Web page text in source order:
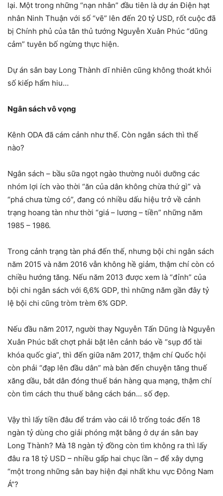
lại. Một trong những “nạn nhân” đầu tiên là dự án Điện hạt
nhân Ninh Thuận với số “vẽ” lên đến 20 tỷ USD, rốt cuộc đã
bị Chính phủ của tân thủ tướng Nguyễn Xuân Phúc “dũng
cảm” tuyên bố ngừng thực hiện.
Dự án sân bay Long Thành dĩ nhiên cũng không thoát khỏi
số kiếp hẩm hiu…
Ngân sách vô vọng
Kênh ODA đã cám cảnh như thế. Còn ngân sách thì thế
nào?
Ngân sách – bầu sữa ngọt ngào thường nuôi dưỡng các
nhóm lợi ích vào thời “ăn của dân không chừa thứ gì” và
“phá chưa từng có”, đang có nhiều dấu hiệu trở về cảnh
trạng hoang tàn như thời “giá – lương – tiền” những năm
1985 – 1986.
Trong cảnh trạng tàn phá đến thế, nhưng bội chi ngân sách
năm 2015 và năm 2016 vẫn không hề giảm, thậm chí còn có
chiều hướng tăng. Nếu năm 2013 được xem là “đỉnh” của
bội chi ngân sách với 6,6% GDP, thì những năm gần đây tỷ
lệ bội chi cũng tròm trèm 6% GDP.
Nếu đầu năm 2017, người thay Nguyễn Tấn Dũng là Nguyễn
Xuân Phúc bất chợt phải bật lên cảnh báo về “sụp đổ tài
khóa quốc gia”, thì đến giữa năm 2017, thậm chí Quốc hội
còn phải “đạp lên đầu dân” mà bàn đến chuyện tăng thuế
xăng dầu, bắt dân đóng thuế bán hàng qua mạng, thậm chí
còn tìm cách thu thuế bằng cách bán… số đẹp.
Vậy thì lấy tiền đâu để trám vào cái lỗ trống toác đến 18
ngàn tỷ dùng cho giải phóng mặt bằng ở dự án sân bay
Long Thành? Mà 18 ngàn tỷ đồng còn tìm không ra thì lấy
đâu ra 18 tỷ USD – nhiều gấp hai chục lần – để xây dựng
“một trong những sân bay hiện đại nhất khu vực Đông Nam
Á”?